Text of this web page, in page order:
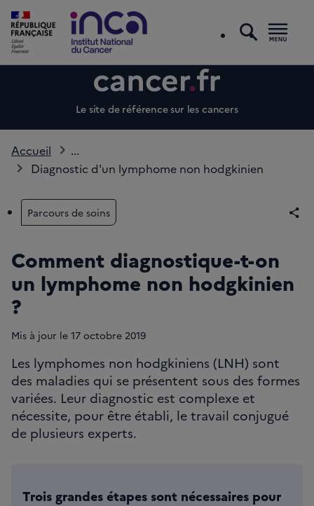
Le site de référence sur les cancers
Accueil
...
Diagnostic d'un lymphome non hodgkinien
Parcours de soins
Comment diagnostique-t-on
un lymphome non hodgkinien
?
Mis à jour le 17 octobre 2019
Les lymphomes non hodgkiniens (LNH) sont
des maladies qui se présentent sous des formes
variées. Leur diagnostic est complexe et
nécessite, pour être établi, le travail conjugué
de plusieurs experts.
Trois grandes étapes sont nécessaires pour